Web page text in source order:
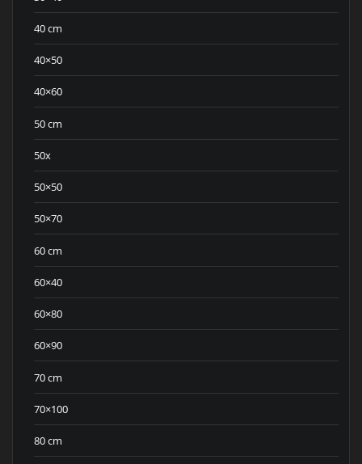
40 cm
40×50
40×60
50 cm
50x
50×50
50×70
60 cm
60×40
60×80
60×90
70 cm
70×100
80 cm